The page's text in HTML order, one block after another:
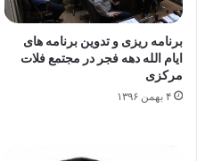
برنامه ریزی و تدوین برنامه های
ایام الله دهه فجر در مجتمع فلات
مرکزی
۴ بهمن ۱۳۹۶